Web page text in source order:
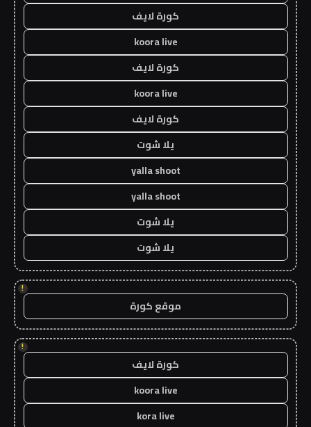
كورة لايف
koora live
كورة لايف
koora live
كورة لايف
يلا شوت
yalla shoot
yalla shoot
يلا شوت
يلا شوت
!
موقع كورة
!
كورة لايف
koora live
kora live